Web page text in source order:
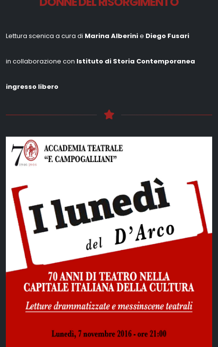
Lettura scenica a cura di Marina Alberinie Diego Fusari
in collaborazione con Istituto di Storia Contemporanea
ingresso libero